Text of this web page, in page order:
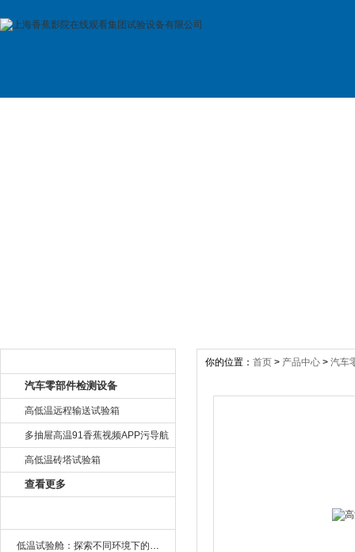
汽车零部件检测设备
高低温远程输送试验箱
多抽屉高温91香蕉视频APP污导航
高低温砖塔试验箱
查看更多
低温试验舱：探索不同环境下的科技边界
你的位置： 首页 > 产品中心 > 汽车